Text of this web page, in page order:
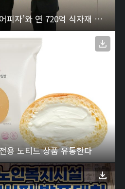
[CJ프레시웨이] ‘노모어피자’와 연 720억 식자재 공급 계약 체결
용 노티드 상품 유통한다